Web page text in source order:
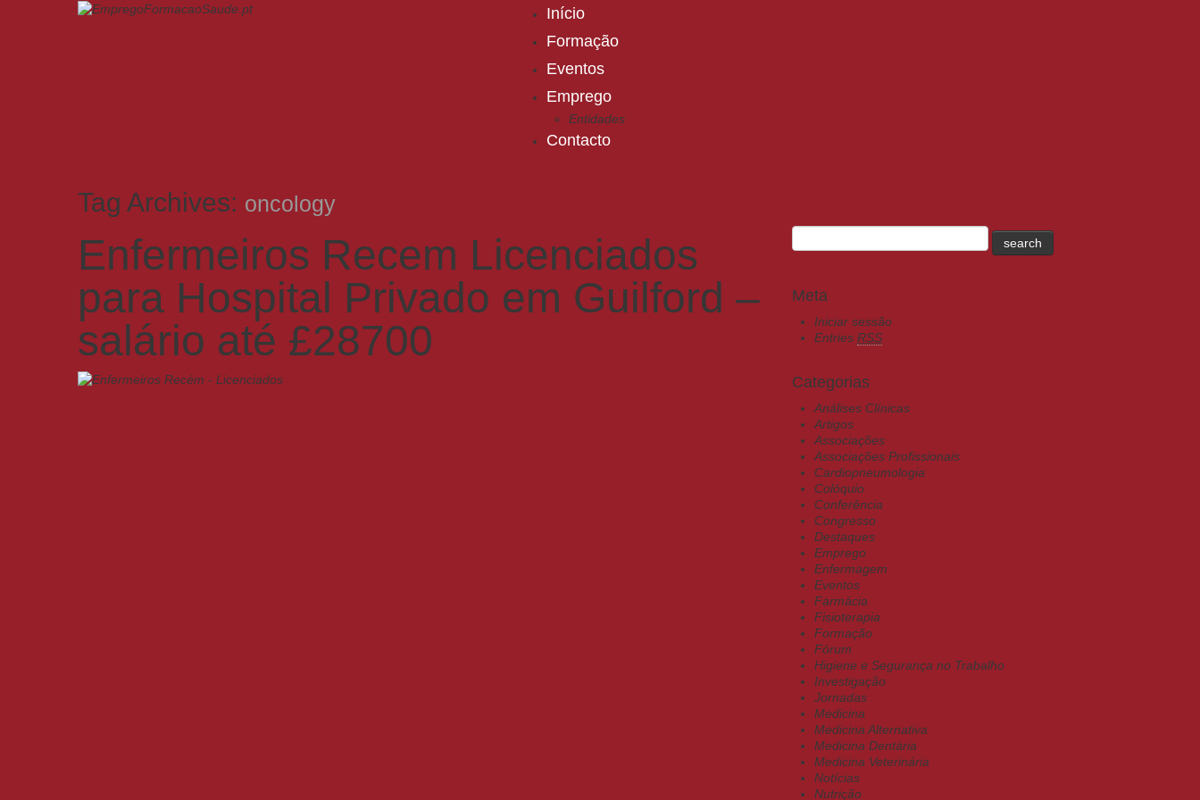
Início
Formação
Eventos
Emprego
Entidades
Contacto
Tag Archives: oncology
Enfermeiros Recem Licenciados
para Hospital Privado em Guilford –
salário até £28700
Meta
Iniciar sessão
Entries RSS
Categorias
Análises Clínicas
Artigos
Associações
Associações Profissionais
Cardiopneumologia
Colóquio
Conferência
Congresso
Destaques
Emprego
Enfermagem
Eventos
Farmácia
Fisioterapia
Formação
Fórum
Higiene e Segurança no Trabalho
Investigação
Jornadas
Medicina
Medicina Alternativa
Medicina Dentária
Medicina Veterinária
Notícias
Nutrição